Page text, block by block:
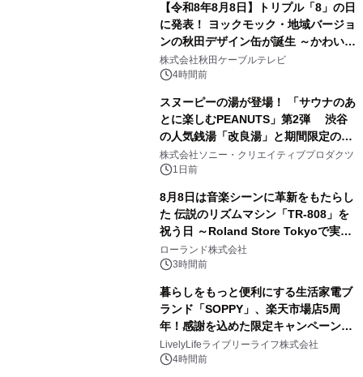
【令和8年8月8日】トリプル「8」の日
に発表！ ヨックモック・地域バージョ
ンの秋田デザイン缶が誕生 ～かわいい
秋田犬の子犬と秋田の四季と名所を巡
るパッケージ～ 9月1日(火)秋田県内で
株式会社秋田ケーブルテレビ
4時間前
スヌーピーの湯が登場！ 「サウナのあ
とに楽しむPEANUTS」第2弾 渋谷
の人気銭湯「改良湯」と期間限定のコ
ラボレーション サウナイキタイコラ
ボグッズも発売決定！
株式会社ソニー・クリエイティブプロダクツ
1日前
8月8日は音楽シーンに革新をもたらし
た 伝説のリズムマシン「TR-808」を
祝う日 ～Roland Store Tokyoで実機
を展示しての 記念キャンペーンを開
催 英国ラジオ「NTS」の 特別プログ
アーティストを フィーチャーしたアニ
メーションを公開～
ローランド株式会社
3時間前
暮らしをもっと便利にする生活家電ブ
ランド「SOPPY」、楽天市場店5周
年！感謝を込めた限定キャンペーンを
8月10日より開催
LivelyLifeライブリーライフ株式会社
4時間前